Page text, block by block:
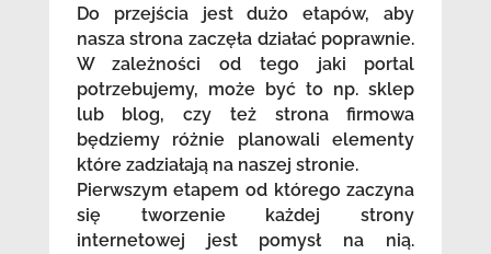
Do przejścia jest dużo etapów, aby
nasza strona zaczęła działać poprawnie.
W zależności od tego jaki portal
potrzebujemy, może być to np. sklep
lub blog, czy też strona firmowa
będziemy różnie planowali elementy
które zadziałają na naszej stronie.
Pierwszym etapem od którego zaczyna
się tworzenie każdej strony
internetowej jest pomysł na nią.